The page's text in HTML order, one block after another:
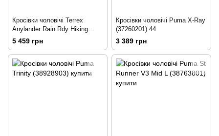
Кросівки чоловічі Terrex
Anylander Rain.Rdy Hiking
Shoes (ID0901) 46
5 459 грн
Кросівки чоловічі Puma X-Ray
(37260201) 44
3 389 грн